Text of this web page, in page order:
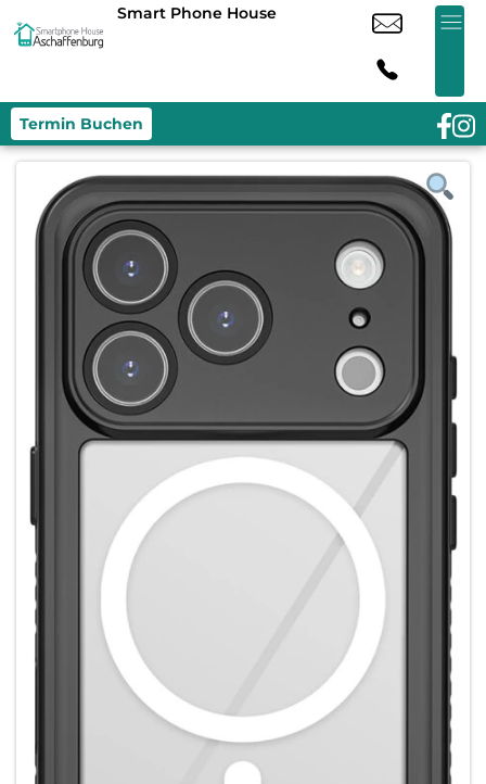
Smart Phone House
Termin Buchen